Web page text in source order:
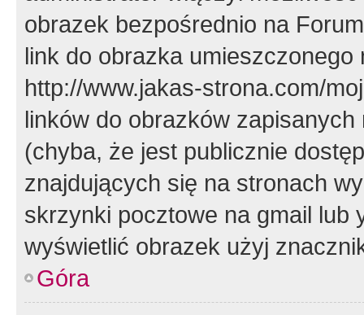
obrazek bezpośrednio na
link do obrazka
http://www.jakas-strona.com/
linków do obrazków
(chyba, że jest publicznie
znajdujących się na stronach
skrzynki pocztowe na gmail lub
wyświetlić obrazek użyj
Góra